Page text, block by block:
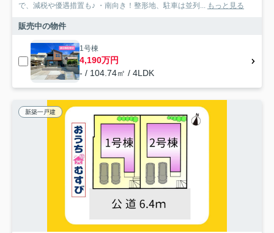
で、減税や優遇措置も♪ ・南向き！整形地、駐車は並列... もっと見る
販売中の物件
1号棟
4,190万円
- / 104.74㎡ / 4LDK
新築一戸建